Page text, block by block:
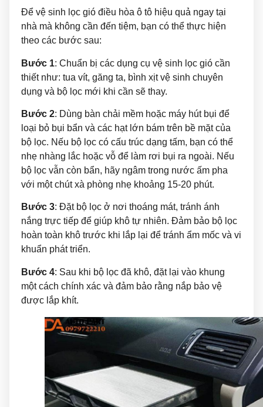
Để vệ sinh lọc gió điều hòa ô tô hiệu quả ngay tại
nhà mà không cần đến tiệm, bạn có thể thực hiện
theo các bước sau:
Bước 1: Chuẩn bị các dụng cụ vệ sinh lọc gió cần
thiết như: tua vít, găng ta, bình xịt vệ sinh chuyên
dụng và bộ lọc mới khi cần sẽ thay.
Bước 2: Dùng bàn chải mềm hoặc máy hút bụi để
loại bỏ bụi bẩn và các hạt lớn bám trên bề mặt của
bộ lọc. Nếu bộ lọc có cấu trúc dạng tấm, bạn có thể
nhẹ nhàng lắc hoặc vỗ để làm rơi bụi ra ngoài. Nếu
bộ lọc vẫn còn bẩn, hãy ngâm trong nước ấm pha
với một chút xà phòng nhẹ khoảng 15-20 phút.
Bước 3: Đặt bộ lọc ở nơi thoáng mát, tránh ánh
nắng trực tiếp để giúp khô tự nhiên. Đảm bảo bộ lọc
hoàn toàn khô trước khi lắp lại để tránh ẩm mốc và vi
khuẩn phát triển.
Bước 4: Sau khi bộ lọc đã khô, đặt lại vào khung
một cách chính xác và đảm bảo rằng nắp bảo vệ
được lắp khít.